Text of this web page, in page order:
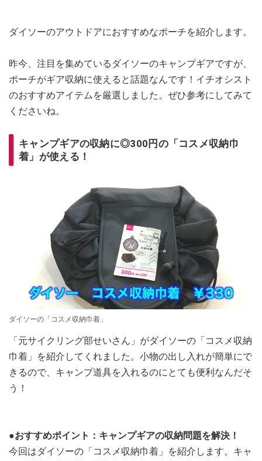
ダイソーのアウトドアにおすすめなポーチを紹介します。
昨今、注目を集めているダイソーのキャンプギアですが、
ポーチがギア収納に使えると話題なんです！イチオシスト
のおすすめアイテムを厳選しました。ぜひ参考にしてみて
くださいね。
キャンプギアの収納に◎300円の「コスメ収納巾
着」が使える！
ダイソーの「コスメ収納巾着」
「元サイクリング部せいさん」がダイソーの「コスメ収納
巾着」を紹介してくれました。小物の出し入れが簡単にで
きるので、キャンプ道具を入れるのにとても便利なんだそ
う！
●おすすめポイント：キャンプギアの収納問題を解決！
今回はダイソーの「コスメ収納巾着」を紹介します。キャ